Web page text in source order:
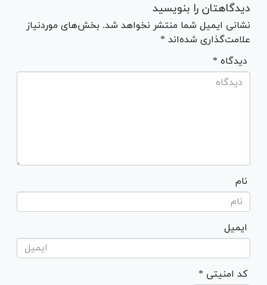
دیدگاهتان را بنویسید
نشانی ایمیل شما منتشر نخواهد شد. بخش‌های موردنیاز
علامت‌گذاری شده‌اند *
* دیدگاه
نام
ایمیل
* کد امنیتی